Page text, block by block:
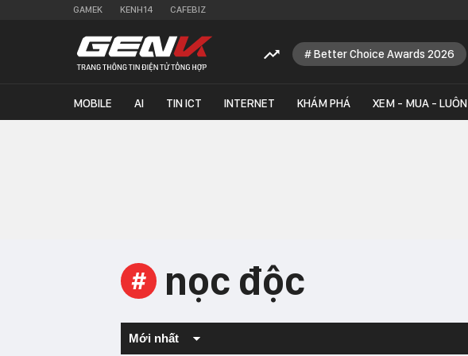
GAMEK KENH14 CAFEBIZ
Better Choice Awards 2026
MOBILE AI TIN ICT INTERNET KHÁM PHÁ XEM - MUA - LUÔN
# nọc độc
Mới nhất